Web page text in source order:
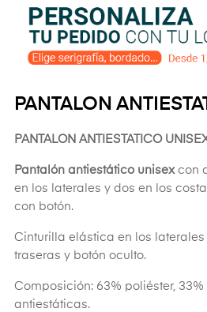
PANTALON
PANTALON ANTIESTATICO
Pantalón antiestático unisex con
en los laterales y dos en los
con botón.
Cinturilla elástica en los
traseras y botón oculto.
Composición: 63% poliéster,
antiestáticas.